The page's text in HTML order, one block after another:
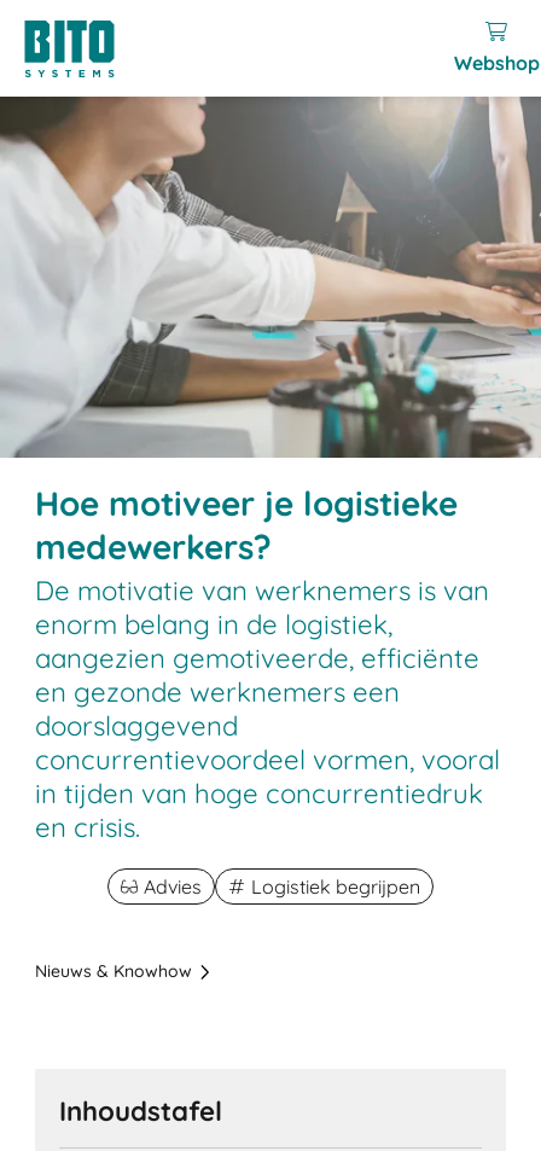
Webshop
Hoe motiveer je logistieke
medewerkers?
De motivatie van werknemers is van
enorm belang in de logistiek,
aangezien gemotiveerde, efficiënte
en gezonde werknemers een
doorslaggevend
concurrentievoordeel vormen, vooral
in tijden van hoge concurrentiedruk
en crisis.
Advies Logistiek begrijpen
Nieuws & Knowhow
Inhoudstafel